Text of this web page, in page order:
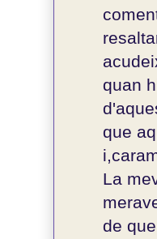
quan
que
La
de